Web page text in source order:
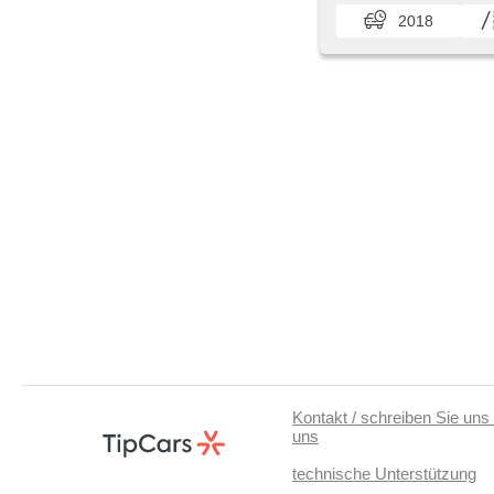
2018
Kontakt / schreiben Sie uns
uns
technische Unterstützung